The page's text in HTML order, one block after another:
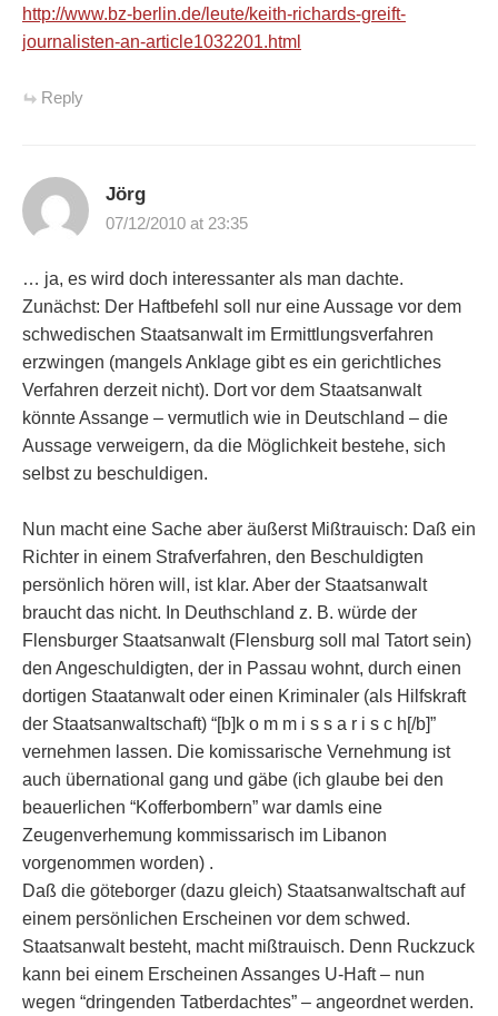
http://www.bz-berlin.de/leute/keith-richards-greift-
journalisten-an-article1032201.html
Reply
Jörg
07/12/2010 at 23:35
… ja, es wird doch interessanter als man dachte.
Zunächst: Der Haftbefehl soll nur eine Aussage vor dem
schwedischen Staatsanwalt im Ermittlungsverfahren
erzwingen (mangels Anklage gibt es ein gerichtliches
Verfahren derzeit nicht). Dort vor dem Staatsanwalt
könnte Assange – vermutlich wie in Deutschland – die
Aussage verweigern, da die Möglichkeit bestehe, sich
selbst zu beschuldigen.
Nun macht eine Sache aber äußerst Mißtrauisch: Daß ein
Richter in einem Strafverfahren, den Beschuldigten
persönlich hören will, ist klar. Aber der Staatsanwalt
braucht das nicht. In Deuthschland z. B. würde der
Flensburger Staatsanwalt (Flensburg soll mal Tatort sein)
den Angeschuldigten, der in Passau wohnt, durch einen
dortigen Staatanwalt oder einen Kriminaler (als Hilfskraft
der Staatsanwaltschaft) “[b]k o m m i s s a r i s c h[/b]”
vernehmen lassen. Die komissarische Vernehmung ist
auch übernational gang und gäbe (ich glaube bei den
beauerlichen “Kofferbombern” war damls eine
Zeugenverhemung kommissarisch im Libanon
vorgenommen worden) .
Daß die göteborger (dazu gleich) Staatsanwaltschaft auf
einem persönlichen Erscheinen vor dem schwed.
Staatsanwalt besteht, macht mißtrauisch. Denn Ruckzuck
kann bei einem Erscheinen Assanges U-Haft – nun
wegen “dringenden Tatberdachtes” – angeordnet werden.